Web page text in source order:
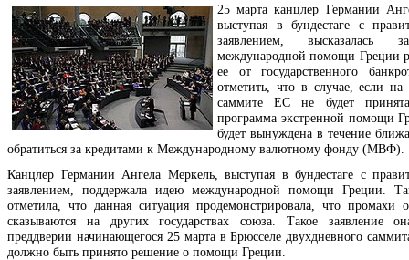
25 марта канцлер Германии
выступая в бундестаге с
заявлением, высказалась
международной помощи Греции
ее от государственного
отметить, что в случае, если на
саммите ЕС не будет принята
программа экстренной помощи
будет вынуждена в течение
обратиться за кредитами к Международному валютному фонду (МВФ).
Канцлер Германии Ангела Меркель, выступая в бундестаге с
заявлением, поддержала идею международной помощи Греции.
отметила, что данная ситуация продемонстрировала, что промахи
сказываются на других государствах союза. Такое заявление
преддверии начинающегося 25 марта в Брюсселе двухдневного
должно быть принято решение о помощи Греции.